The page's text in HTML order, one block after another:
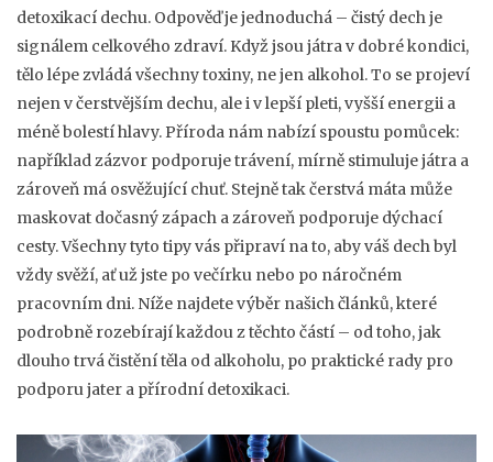
detoxikací dechu. Odpověď je jednoduchá – čistý dech je
signálem celkového zdraví. Když jsou játra v dobré kondici,
tělo lépe zvládá všechny toxiny, ne jen alkohol. To se projeví
nejen v čerstvějším dechu, ale i v lepší pleti, vyšší energii a
méně bolestí hlavy. Příroda nám nabízí spoustu pomůcek:
například zázvor podporuje trávení, mírně stimuluje játra a
zároveň má osvěžující chuť. Stejně tak čerstvá máta může
maskovat dočasný zápach a zároveň podporuje dýchací
cesty. Všechny tyto tipy vás připraví na to, aby váš dech byl
vždy svěží, ať už jste po večírku nebo po náročném
pracovním dni. Níže najdete výběr našich článků, které
podrobně rozebírají každou z těchto částí – od toho, jak
dlouho trvá čistění těla od alkoholu, po praktické rady pro
podporu jater a přírodní detoxikaci.